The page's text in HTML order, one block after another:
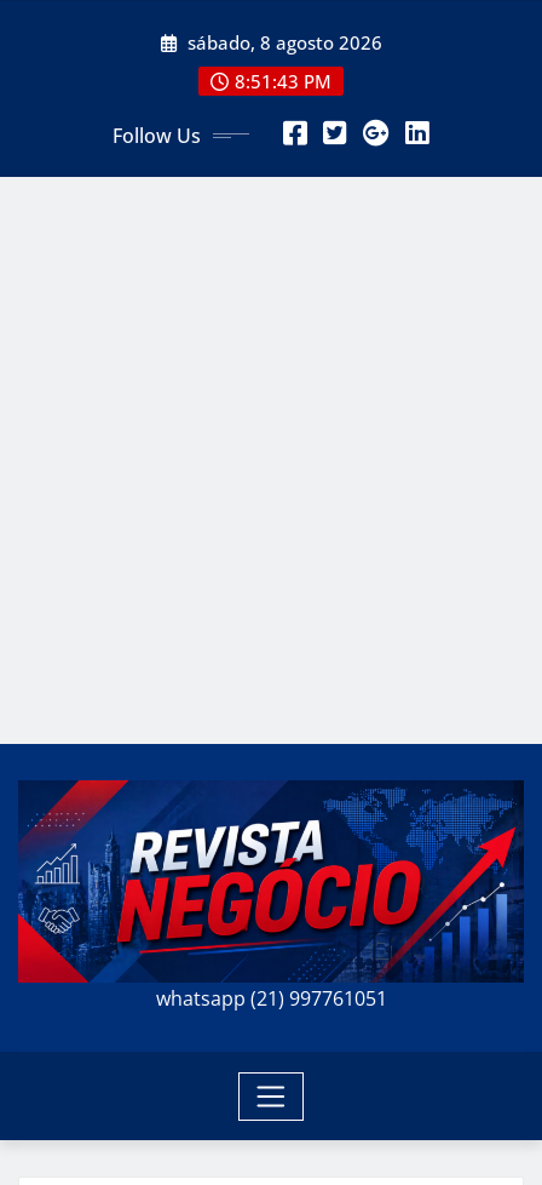
sábado, 8 agosto 2026
8:51:46 PM
Follow Us
whatsapp (21) 997761051